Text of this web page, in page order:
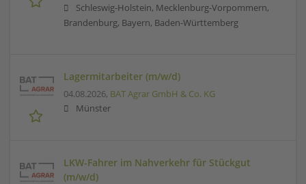
Schleswig-Holstein, Mecklenburg-Vorpommern,
Brandenburg, Bayern, Baden-Württemberg
Lagermitarbeiter (m/w/d)
04.08.2026, BAT Agrar GmbH & Co. KG
Münster
LKW-Fahrer im Nahverkehr für Stückgut
(m/w/d)